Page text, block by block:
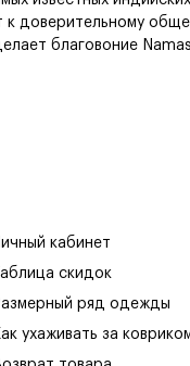
доверительному
благовоние
кабинет
Таблица скидок
ряд одежды
ухаживать за